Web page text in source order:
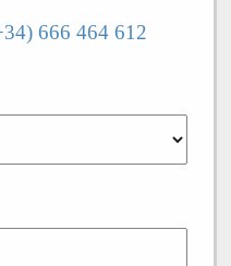
666 464 612